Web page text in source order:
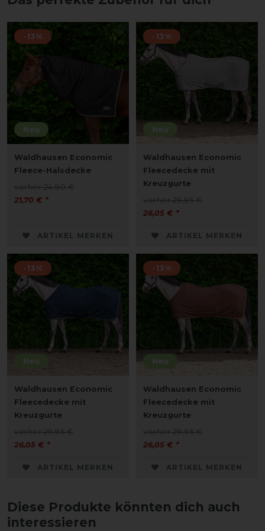
Neu
-13%
Waldhausen Economic
Fleece-Halsdecke
vorher 24,90 €
21,70 € *
ARTIKEL MERKEN
Neu
-13%
Waldhausen Economic
Fleecedecke mit
Kreuzgurte
vorher 29,95 €
26,05 € *
ARTIKEL MERKEN
Neu
-13%
Waldhausen Economic
Fleecedecke mit
Kreuzgurte
vorher 29,95 €
26,05 € *
ARTIKEL MERKEN
Neu
-13%
Waldhausen Economic
Fleecedecke mit
Kreuzgurte
vorher 29,95 €
26,05 € *
ARTIKEL MERKEN
Diese Produkte könnten dich auch
interessieren